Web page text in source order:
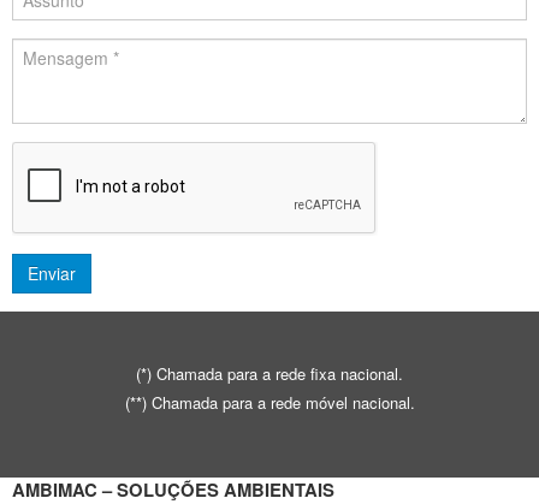
(*) Chamada para a rede fixa nacional.
(**) Chamada para a rede móvel nacional.
AMBIMAC – SOLUÇÕES AMBIENTAIS